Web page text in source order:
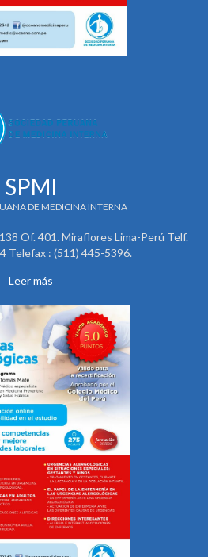
SPMI
DE MEDICINA INTERNA
Of. 401. Miraflores Lima-Perú Telf.
Telefax : (511) 445-5396.
Leer más